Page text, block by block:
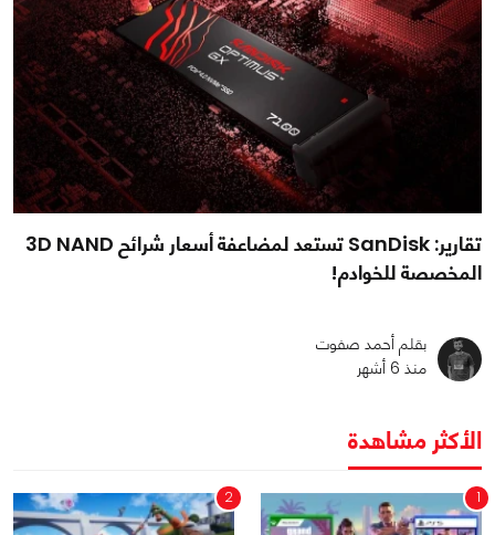
تقارير: SanDisk تستعد لمضاعفة أسعار شرائح 3D NAND
المخصصة للخوادم!
بقلم أحمد صفوت
منذ 6 أشهر
الأكثر مشاهدة
1
2